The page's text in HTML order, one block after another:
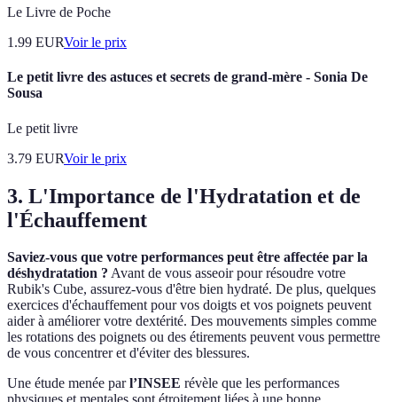
Le Livre de Poche
1.99 EURVoir le prix
Le petit livre des astuces et secrets de grand-mère - Sonia De
Sousa
Le petit livre
3.79 EURVoir le prix
3. L'Importance de l'Hydratation et de
l'Échauffement
Saviez-vous que votre performances peut être affectée par la
déshydratation ? Avant de vous asseoir pour résoudre votre
Rubik's Cube, assurez-vous d'être bien hydraté. De plus, quelques
exercices d'échauffement pour vos doigts et vos poignets peuvent
aider à améliorer votre dextérité. Des mouvements simples comme
les rotations des poignets ou des étirements peuvent vous permettre
de vous concentrer et d'éviter des blessures.
Une étude menée parl’INSEE révèle que les performances